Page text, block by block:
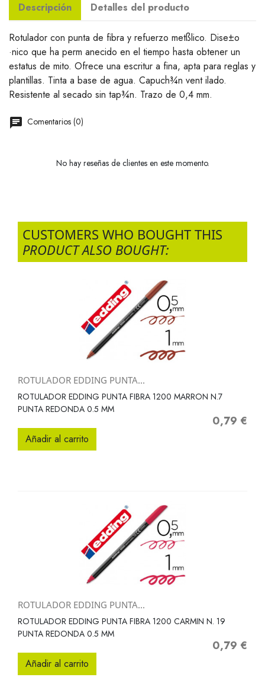
Descripción Detalles del producto
Rotulador con punta de fibra y refuerzo metßlico. Dise±o
·nico que ha perm anecido en el tiempo hasta obtener un
estatus de mito. Ofrece una escritur a fina, apta para reglas y
plantillas. Tinta a base de agua. Capuch¾n vent ilado.
Resistente al secado sin tap¾n. Trazo de 0,4 mm.
Comentarios (0)
No hay reseñas de clientes en este momento.
CUSTOMERS WHO BOUGHT THIS
PRODUCT ALSO BOUGHT:
ROTULADOR EDDING PUNTA...
ROTULADOR EDDING PUNTA FIBRA 1200 MARRON N.7
PUNTA REDONDA 0.5 MM
Precio
0,79 €
Añadir al carrito
ROTULADOR EDDING PUNTA...
ROTULADOR EDDING PUNTA FIBRA 1200 CARMIN N. 19
PUNTA REDONDA 0.5 MM
Precio
0,79 €
Añadir al carrito